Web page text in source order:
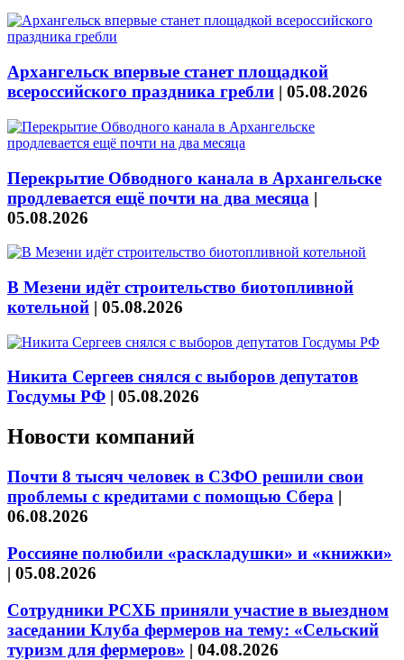
Архангельск впервые станет площадкой
всероссийского праздника гребли | 05.08.2026
Перекрытие Обводного канала в Архангельске
продлевается ещё почти на два месяца |
05.08.2026
В Мезени идёт строительство биотопливной
котельной | 05.08.2026
Никита Сергеев снялся с выборов депутатов
Госдумы РФ | 05.08.2026
Новости компаний
Почти 8 тысяч человек в СЗФО решили свои
проблемы с кредитами с помощью Сбера |
06.08.2026
Россияне полюбили «раскладушки» и «книжки»
| 05.08.2026
Сотрудники РСХБ приняли участие в выездном
заседании Клуба фермеров на тему: «Сельский
туризм для фермеров» | 04.08.2026